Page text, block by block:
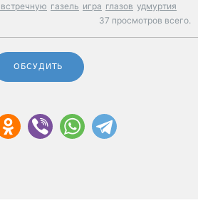
газель игра глазов удмуртия
37 просмотров всего.
ОБСУДИТЬ